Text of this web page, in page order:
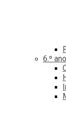
6.º ano